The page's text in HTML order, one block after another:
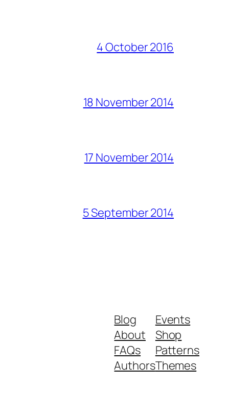
4 October 2016
18 November 2014
17 November 2014
5 September 2014
Blog
About
FAQs
Authors
Events
Shop
Patterns
Themes